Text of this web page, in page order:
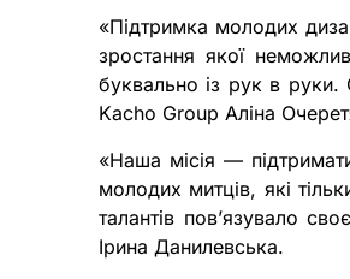
«Підтримка молодих
зростання якої
буквально із рук в
Kacho Group Аліна
«Наша місія —
молодих митців, які
талантів повʼязувало
Ірина Данилевська.